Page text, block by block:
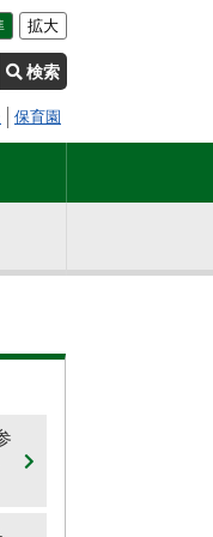
拡大
検索
保育園